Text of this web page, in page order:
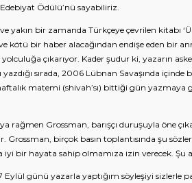
Edebiyat Ödülü’nü sayabiliriz.
yakın bir zamanda Türkçeye çevrilen kitabı
kötü bir haber alacağından endişe eden bir
yolculuğa çıkarıyor. Kader şudur ki, yazarın
sırada, 2006 Lübnan Savaşında
matemi (shivah’sı) bittiği gün yazmaya
rağmen Grossman, barışçı duruşuyla öne
Grossman, birçok basın toplantısında şu
bir hayata sahip olmamıza izin verecek. Şu
Eylül günü yazarla yaptığım söyleşiyi sizlerle